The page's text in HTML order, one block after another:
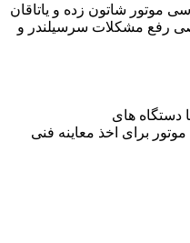
موتور شاتون زده و یاتاقان
رفع مشکلات سرسیلندر و
دستگاه های
برای اخذ معاینه فنی